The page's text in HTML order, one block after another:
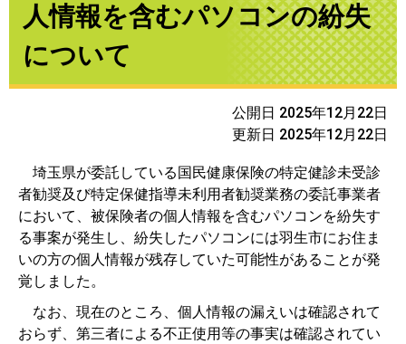
人情報を含むパソコンの紛失
について
公開日 2025年12月22日
更新日 2025年12月22日
埼玉県が委託している国民健康保険の特定健診未受診
者勧奨及び特定保健指導未利用者勧奨業務の委託事業者
において、被保険者の個人情報を含むパソコンを紛失す
る事案が発生し、紛失したパソコンには羽生市にお住ま
いの方の個人情報が残存していた可能性があることが発
覚しました。
なお、現在のところ、個人情報の漏えいは確認されて
おらず、第三者による不正使用等の事実は確認されてい